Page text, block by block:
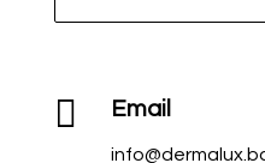
 Email